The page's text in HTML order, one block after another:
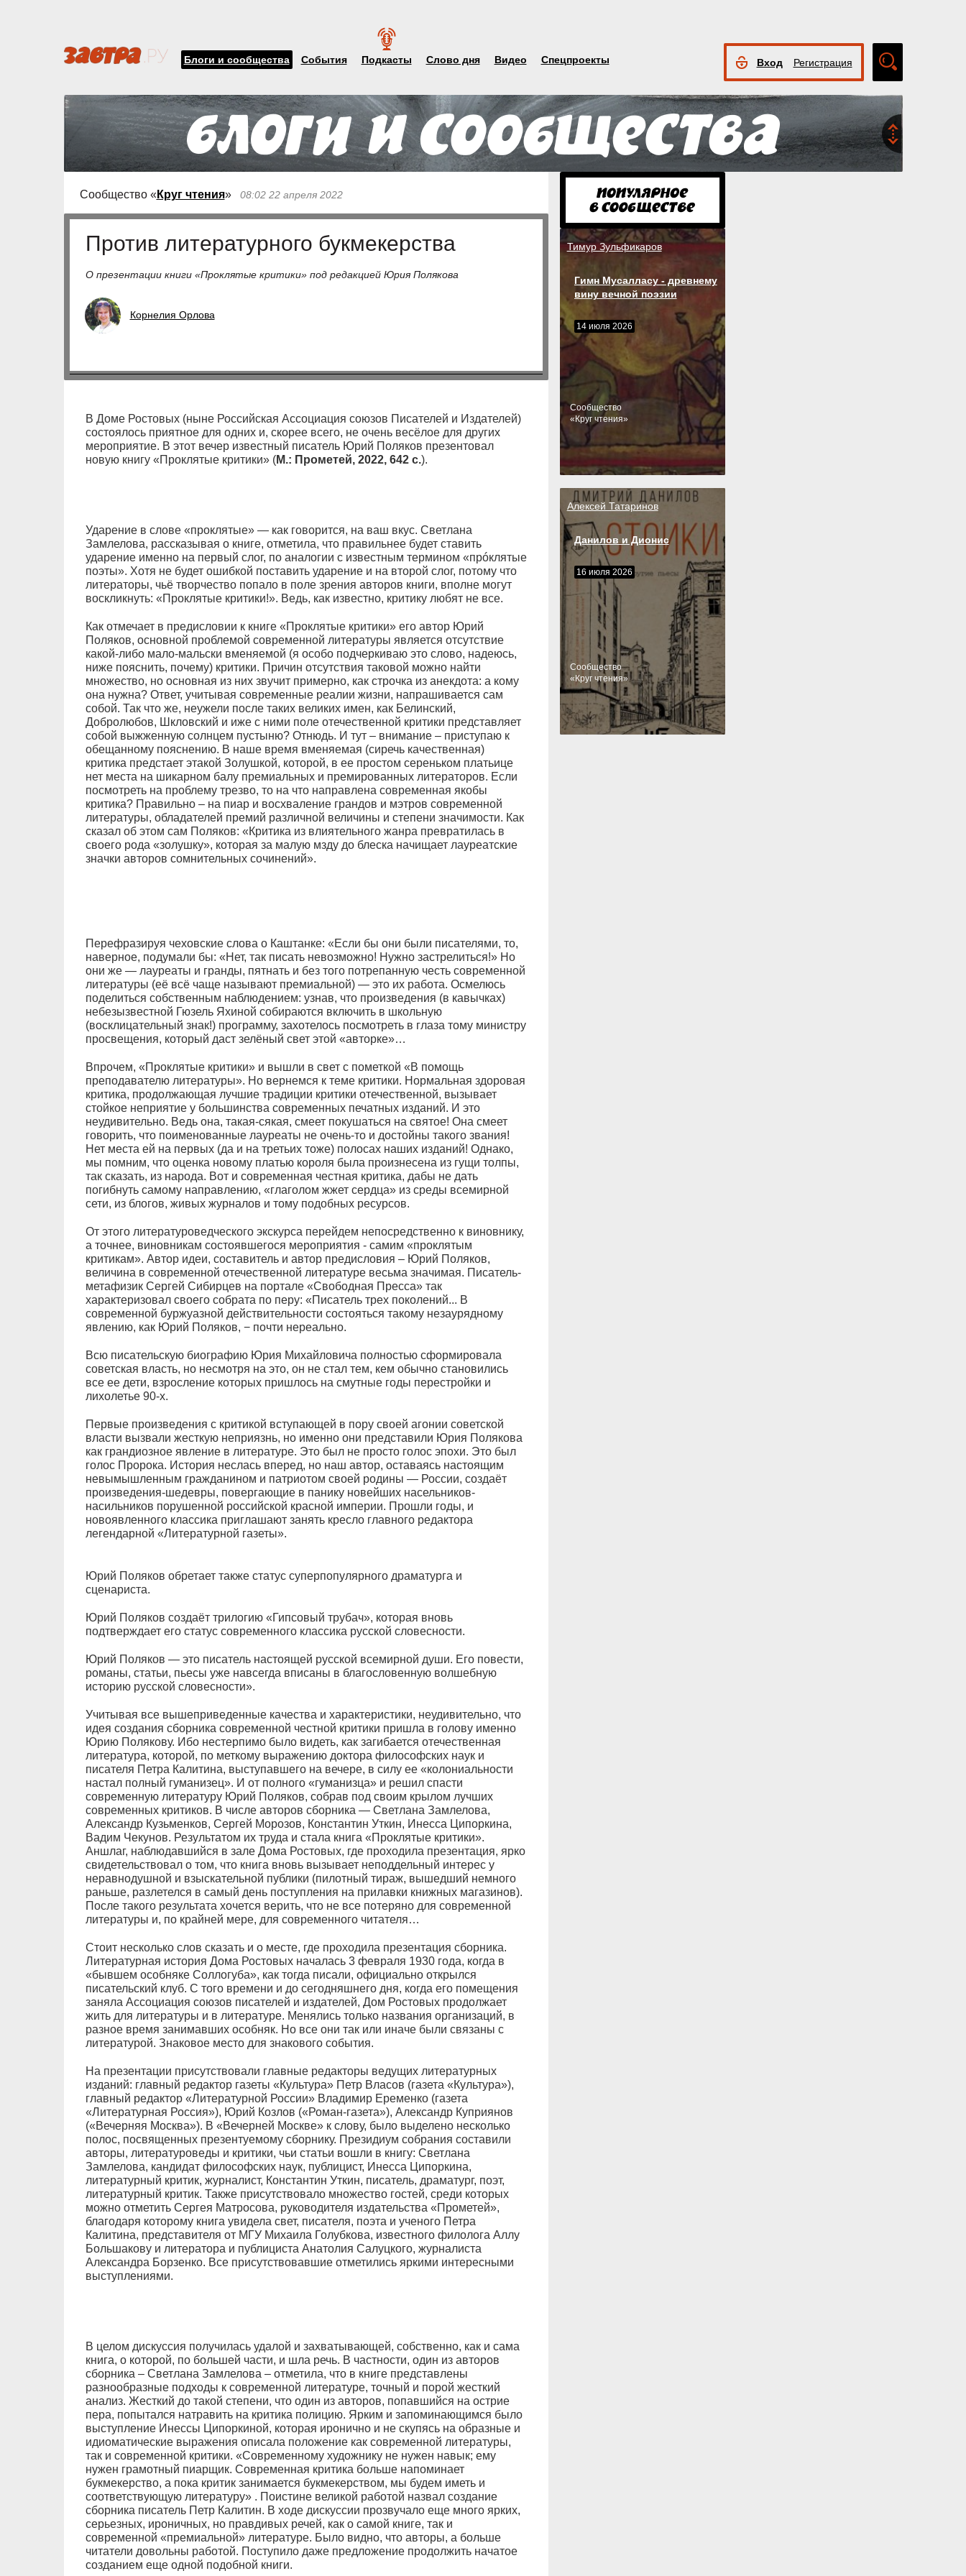
Блоги и сообщества События Подкасты Слово дня Видео Спецпроекты Вход Регистрация
поиск
Сообщество « Круг чтения» 08:02 22 апреля 2022
Против литературного букмекерства
О презентации книги «Проклятые критики» под редакцией Юрия Полякова
Корнелия Орлова
В Доме Ростовых (ныне Российская Ассоциация союзов Писателей и Издателей)
состоялось приятное для одних и, скорее всего, не очень весёлое для других
мероприятие. В этот вечер известный писатель Юрий Поляков презентовал
новую книгу «Проклятые критики» (М.: Прометей, 2022, 642 с.).
Ударение в слове «проклятые» — как говорится, на ваш вкус. Светлана
Замлелова, рассказывая о книге, отметила, что правильнее будет ставить
ударение именно на первый слог, по аналогии с известным термином «прóклятые
поэты». Хотя не будет ошибкой поставить ударение и на второй слог, потому что
литераторы, чьё творчество попало в поле зрения авторов книги, вполне могут
воскликнуть: «Проклятые критики!». Ведь, как известно, критику любят не все.
Как отмечает в предисловии к книге «Проклятые критики» его автор Юрий
Поляков, основной проблемой современной литературы является отсутствие
какой-либо мало-мальски вменяемой (я особо подчеркиваю это слово, надеюсь,
ниже пояснить, почему) критики. Причин отсутствия таковой можно найти
множество, но основная из них звучит примерно, как строчка из анекдота: а кому
она нужна? Ответ, учитывая современные реалии жизни, напрашивается сам
собой. Так что же, неужели после таких великих имен, как Белинский,
Добролюбов, Шкловский и иже с ними поле отечественной критики представляет
собой выжженную солнцем пустыню? Отнюдь. И тут – внимание – приступаю к
обещанному пояснению. В наше время вменяемая (сиречь качественная)
критика предстает этакой Золушкой, которой, в ее простом сереньком платьице
нет места на шикарном балу премиальных и премированных литераторов. Если
посмотреть на проблему трезво, то на что направлена современная якобы
критика? Правильно – на пиар и восхваление грандов и мэтров современной
литературы, обладателей премий различной величины и степени значимости. Как
сказал об этом сам Поляков: «Критика из влиятельного жанра превратилась в
своего рода «золушку», которая за малую мзду до блеска начищает лауреатские
значки авторов сомнительных сочинений».
Перефразируя чеховские слова о Каштанке: «Если бы они были писателями, то,
наверное, подумали бы: «Нет, так писать невозможно! Нужно застрелиться!» Но
они же — лауреаты и гранды, пятнать и без того потрепанную честь современной
литературы (её всё чаще называют премиальной) — это их работа. Осмелюсь
поделиться собственным наблюдением: узнав, что произведения (в кавычках)
небезызвестной Гюзель Яхиной собираются включить в школьную
(восклицательный знак!) программу, захотелось посмотреть в глаза тому министру
просвещения, который даст зелёный свет этой «авторке»…
Впрочем, «Проклятые критики» и вышли в свет с пометкой «В помощь
преподавателю литературы». Но вернемся к теме критики. Нормальная здоровая
критика, продолжающая лучшие традиции критики отечественной, вызывает
стойкое неприятие у большинства современных печатных изданий. И это
неудивительно. Ведь она, такая-сякая, смеет покушаться на святое! Она смеет
говорить, что поименованные лауреаты не очень-то и достойны такого звания!
Нет места ей на первых (да и на третьих тоже) полосах наших изданий! Однако,
мы помним, что оценка новому платью короля была произнесена из гущи толпы,
так сказать, из народа. Вот и современная честная критика, дабы не дать
погибнуть самому направлению, «глаголом жжет сердца» из среды всемирной
сети, из блогов, живых журналов и тому подобных ресурсов.
От этого литературоведческого экскурса перейдем непосредственно к виновнику,
а точнее, виновникам состоявшегося мероприятия - самим «проклятым
критикам». Автор идеи, составитель и автор предисловия – Юрий Поляков,
величина в современной отечественной литературе весьма значимая. Писатель-
метафизик Сергей Сибирцев на портале «Свободная Пресса» так
характеризовал своего собрата по перу: «Писатель трех поколений... В
современной буржуазной действительности состояться такому незаурядному
явлению, как Юрий Поляков, − почти нереально.
Всю писательскую биографию Юрия Михайловича полностью сформировала
советская власть, но несмотря на это, он не стал тем, кем обычно становились
все ее дети, взросление которых пришлось на смутные годы перестройки и
лихолетье 90-х.
Первые произведения с критикой вступающей в пору своей агонии советской
власти вызвали жесткую неприязнь, но именно они представили Юрия Полякова
как грандиозное явление в литературе. Это был не просто голос эпохи. Это был
голос Пророка. История неслась вперед, но наш автор, оставаясь настоящим
невымышленным гражданином и патриотом своей родины — России, создаёт
произведения-шедевры, повергающие в панику новейших насельников-
насильников порушенной российской красной империи. Прошли годы, и
новоявленного классика приглашают занять кресло главного редактора
легендарной «Литературной газеты».
Юрий Поляков обретает также статус суперпопулярного драматурга и
сценариста.
Юрий Поляков создаёт трилогию «Гипсовый трубач», которая вновь
подтверждает его статус современного классика русской словесности.
Юрий Поляков — это писатель настоящей русской всемирной души. Его повести,
романы, статьи, пьесы уже навсегда вписаны в благословенную волшебную
историю русской словесности».
Учитывая все вышеприведенные качества и характеристики, неудивительно, что
идея создания сборника современной честной критики пришла в голову именно
Юрию Полякову. Ибо нестерпимо было видеть, как загибается отечественная
литература, которой, по меткому выражению доктора философских наук и
писателя Петра Калитина, выступавшего на вечере, в силу ее «колониальности
настал полный гуманизец». И от полного «гуманизца» и решил спасти
современную литературу Юрий Поляков, собрав под своим крылом лучших
современных критиков. В числе авторов сборника — Светлана Замлелова,
Александр Кузьменков, Сергей Морозов, Константин Уткин, Инесса Ципоркина,
Вадим Чекунов. Результатом их труда и стала книга «Проклятые критики».
Аншлаг, наблюдавшийся в зале Дома Ростовых, где проходила презентация, ярко
свидетельствовал о том, что книга вновь вызывает неподдельный интерес у
неравнодушной и взыскательной публики (пилотный тираж, вышедший немного
раньше, разлетелся в самый день поступления на прилавки книжных магазинов).
После такого результата хочется верить, что не все потеряно для современной
литературы и, по крайней мере, для современного читателя…
Стоит несколько слов сказать и о месте, где проходила презентация сборника.
Литературная история Дома Ростовых началась 3 февраля 1930 года, когда в
«бывшем особняке Соллогуба», как тогда писали, официально открылся
писательский клуб. С того времени и до сегодняшнего дня, когда его помещения
заняла Ассоциация союзов писателей и издателей, Дом Ростовых продолжает
жить для литературы и в литературе. Менялись только названия организаций, в
разное время занимавших особняк. Но все они так или иначе были связаны с
литературой. Знаковое место для знакового события.
На презентации присутствовали главные редакторы ведущих литературных
изданий: главный редактор газеты «Культура» Петр Власов (газета «Культура»),
главный редактор «Литературной России» Владимир Еременко (газета
«Литературная Россия»), Юрий Козлов («Роман-газета»), Александр Куприянов
(«Вечерняя Москва»). В «Вечерней Москве» к слову, было выделено несколько
полос, посвященных презентуемому сборнику. Президиум собрания составили
авторы, литературоведы и критики, чьи статьи вошли в книгу: Светлана
Замлелова, кандидат философских наук, публицист, Инесса Ципоркина,
литературный критик, журналист, Константин Уткин, писатель, драматург, поэт,
литературный критик. Также присутствовало множество гостей, среди которых
можно отметить Сергея Матросова, руководителя издательства «Прометей»,
благодаря которому книга увидела свет, писателя, поэта и ученого Петра
Калитина, представителя от МГУ Михаила Голубкова, известного филолога Аллу
Большакову и литератора и публициста Анатолия Салуцкого, журналиста
Александра Борзенко. Все присутствовавшие отметились яркими интересными
выступлениями.
В целом дискуссия получилась удалой и захватывающей, собственно, как и сама
книга, о которой, по большей части, и шла речь. В частности, один из авторов
сборника – Светлана Замлелова – отметила, что в книге представлены
разнообразные подходы к современной литературе, точный и порой жесткий
анализ. Жесткий до такой степени, что один из авторов, попавшийся на острие
пера, попытался натравить на критика полицию. Ярким и запоминающимся было
выступление Инессы Ципоркиной, которая иронично и не скупясь на образные и
идиоматические выражения описала положение как современной литературы,
так и современной критики. «Современному художнику не нужен навык; ему
нужен грамотный пиарщик. Современная критика больше напоминает
букмекерство, а пока критик занимается букмекерством, мы будем иметь и
соответствующую литературу» . Поистине великой работой назвал создание
сборника писатель Петр Калитин. В ходе дискуссии прозвучало еще много ярких,
серьезных, ироничных, но правдивых речей, как о самой книге, так и
современной «премиальной» литературе. Было видно, что авторы, а больше
читатели довольны работой. Поступило даже предложение продолжить начатое
созданием еще одной подобной книги.
Тимур Зульфикаров
Гимн Мусалласу - древнему
вину вечной поэзии
14 июля 2026
Cообщество
«Круг чтения»
Алексей Татаринов
Данилов и Дионис
16 июля 2026
Cообщество
«Круг чтения»